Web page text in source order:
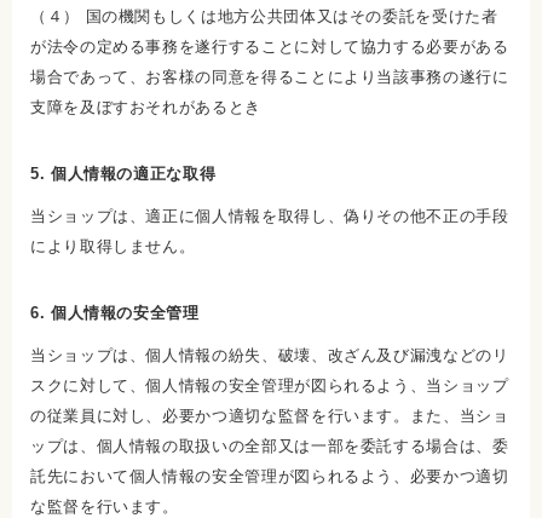
（４） 国の機関もしくは地方公共団体又はその委託を受けた者
が法令の定める事務を遂行することに対して協力する必要がある
場合であって、お客様の同意を得ることにより当該事務の遂行に
支障を及ぼすおそれがあるとき
5. 個人情報の適正な取得
当ショップは、適正に個人情報を取得し、偽りその他不正の手段
により取得しません。
6. 個人情報の安全管理
当ショップは、個人情報の紛失、破壊、改ざん及び漏洩などのリ
スクに対して、個人情報の安全管理が図られるよう、当ショップ
の従業員に対し、必要かつ適切な監督を行います。また、当ショ
ップは、個人情報の取扱いの全部又は一部を委託する場合は、委
託先において個人情報の安全管理が図られるよう、必要かつ適切
な監督を行います。